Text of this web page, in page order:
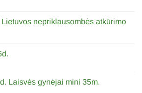
nepriklausombės atkūrimo
Laisvės gynėjai mini 35m.